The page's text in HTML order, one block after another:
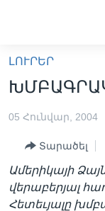
հիմնական
հիմնական
հիմնական
ՍՓՅՈՒՌՔ
ՏԵՍԱՆՅՈՒԹԵՐ
ՖԻԼՄԵՐ
ՖԻԼՄԵՐ
ՄԵՐ ՄԱՍԻՆ
ԼՈՒՐԵՐ
05 Հունվար, 2004
Տարածել
Ամերիկայի
վերաբերյալ
Հետեւյալը